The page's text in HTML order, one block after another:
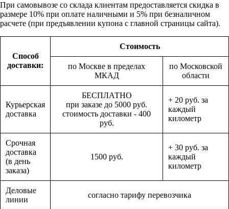
При самовывозе со склада клиентам предоставляется скидка в
размере 10% при оплате наличными и 5% при безналичном
расчете (при предъявлении купона с главной страницы сайта).
Способ
доставки:
Стоимость
по Москве в пределах
МКАД
по Московской
области
Курьерская
доставка
БЕСПЛАТНО
при заказе до 5000 руб.
стоимость доставки - 400
руб.
+ 20 руб. за
каждый
километр
Срочная
доставка
(в день
заказа)
1500 руб.
+ 30 руб. за
каждый
километр
Деловые
линии
согласно тарифу перевозчика